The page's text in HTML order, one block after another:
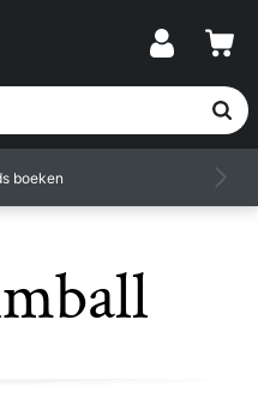
boeken